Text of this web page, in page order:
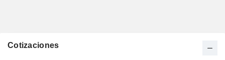
Cotizaciones